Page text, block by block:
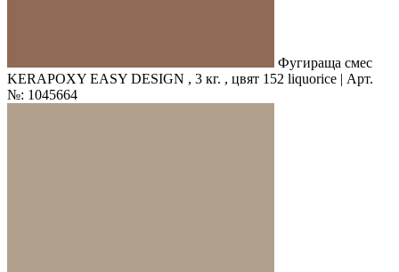
Фугираща смес
KERAPOXY EASY DESIGN , 3 кг. , цвят 152 liquorice | Арт.
№: 1045664